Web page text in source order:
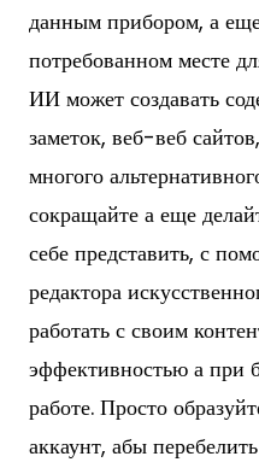
данным прибором, а
потребованном месте
ИИ может создавать
заметок, веб-веб
многого
сокращайте а еще
себе представить, с
редактора
работать с своим
эффективностью а при
работе. Просто
аккаунт, абы